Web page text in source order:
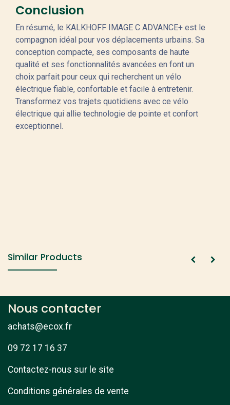
Conclusion
En résumé, le KALKHOFF IMAGE C ADVANCE+ est le
compagnon idéal pour vos déplacements urbains. Sa
conception compacte, ses composants de haute
qualité et ses fonctionnalités avancées en font un
choix parfait pour ceux qui recherchent un vélo
électrique fiable, confortable et facile à entretenir.
Transformez vos trajets quotidiens avec ce vélo
électrique qui allie technologie de pointe et confort
exceptionnel.
Similar Products
Nous contacter
achats@ecox.fr
09 72 17 16 37
Contactez-nous sur le site
Conditions générales de vente